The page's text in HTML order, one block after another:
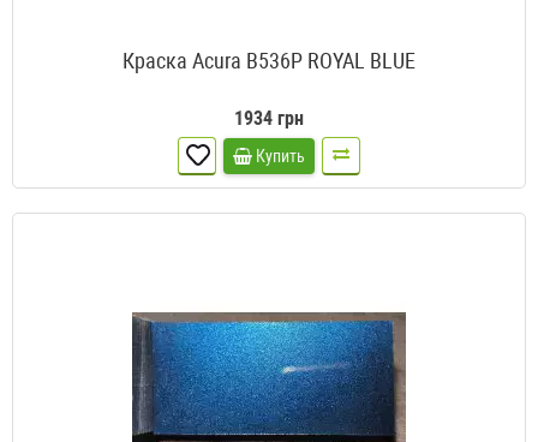
Краска Acura B536P ROYAL BLUE
1934 грн
Купить